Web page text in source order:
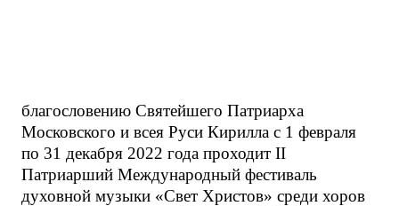
благословению Святейшего Патриарха
Московского и всея Руси Кирилла с 1 февраля
по 31 декабря 2022 года проходит II
Патриарший Международный фестиваль
духовной музыки «Свет Христов» среди хоров